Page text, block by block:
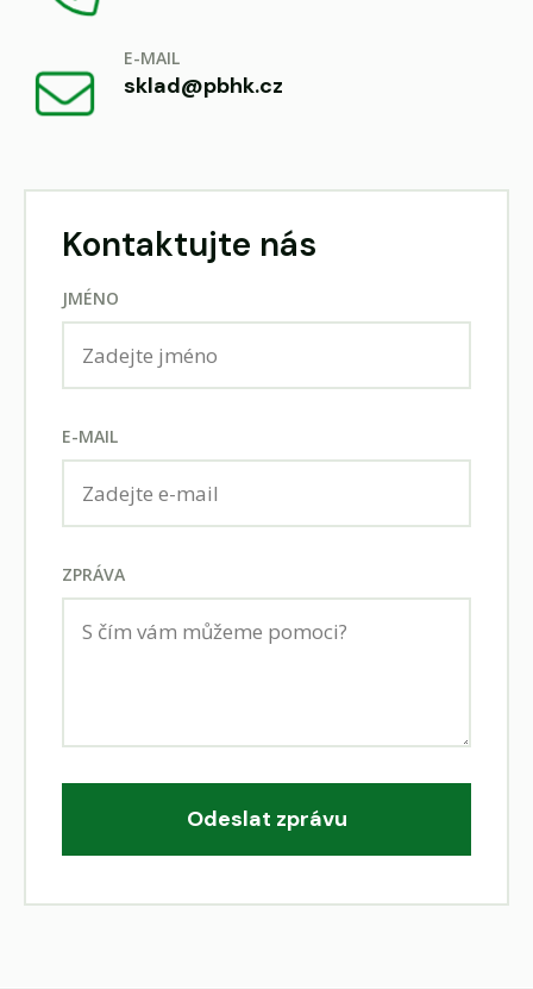
E-MAIL
sklad@pbhk.cz
Kontaktujte nás
JMÉNO
E-MAIL
ZPRÁVA
Odeslat zprávu